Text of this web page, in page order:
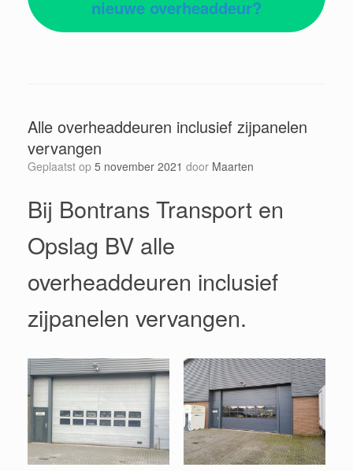
nieuwe overheaddeur?
Alle overheaddeuren inclusief zijpanelen
vervangen
Geplaatst op 5 november 2021 door Maarten
Bij Bontrans Transport en
Opslag BV alle
overheaddeuren inclusief
zijpanelen vervangen.